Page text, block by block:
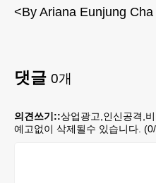
<By Ariana Eunjung Cha
댓글 0개
의견쓰기::상업광고,인신공격,
예고없이 삭제될수 있습니다. (0